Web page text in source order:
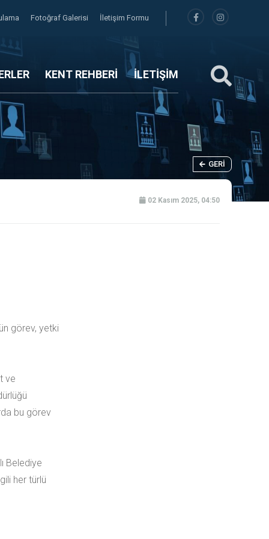
Fotoğraf Galerisi İletişim Formu
KENT REHBERİ İLETİŞİM
GERI
02 Kasım 2025, 04:50
görev, yetki
ve
bu görev
Belediye
her türlü